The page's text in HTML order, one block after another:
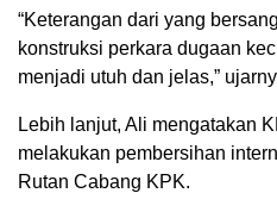
“Keterangan dari yang
konstruksi perkara dugaan
menjadi utuh dan jelas,”
Lebih lanjut, Ali mengatakan
melakukan pembersihan
Rutan Cabang KPK.